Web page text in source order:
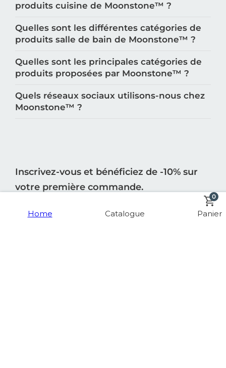
produits cuisine de Moonstone™️ ?
Quelles sont les différentes catégories de
produits salle de bain de Moonstone™️ ?
Quelles sont les principales catégories de
produits proposées par Moonstone™️ ?
Quels réseaux sociaux utilisons-nous chez
Moonstone™️ ?
Inscrivez-vous et bénéficiez de -10% sur
votre première commande.
Home Catalogue
0
Panier